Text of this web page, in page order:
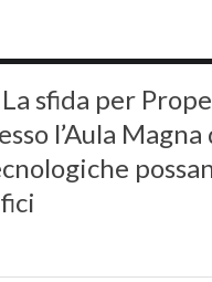
sfida per
l’Aula